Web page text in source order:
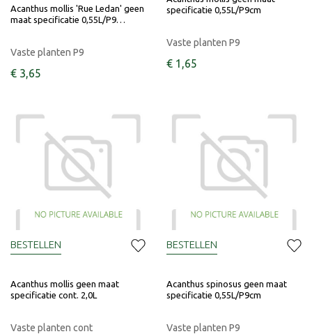
Acanthus mollis 'Rue Ledan' geen
maat specificatie 0,55L/P9…
Vaste planten P9
€ 3,65
specificatie 0,55L/P9cm
Vaste planten P9
€ 1 ,65
Acanthus mollis geen maat
specificatie cont. 2,0L
Vaste planten cont
BESTELLEN
Acanthus spinosus geen maat
specificatie 0,55L/P9cm
Vaste planten P9
BESTELLEN